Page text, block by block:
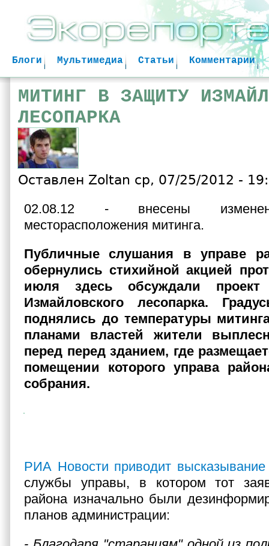
Комментарии
Статьи
Мультимедиа
Блоги
МИТИНГ В ЗАЩИТУ
ЛЕСОПАРКА
Оставлен Zoltan ср, 07/25/2012 -
02.08.12 - внесены
месторасположения митинга.
Публичные слушания в управе
обернулись стихийной акцией
июля здесь обсуждали проект
Измайловского лесопарка.
поднялись до температуры
планами властей жители
перед перед зданием, где
помещении которого управа
собрания.
РИА Новости приводит высказывание
службы управы, в котором тот
района изначально были
планов администрации: